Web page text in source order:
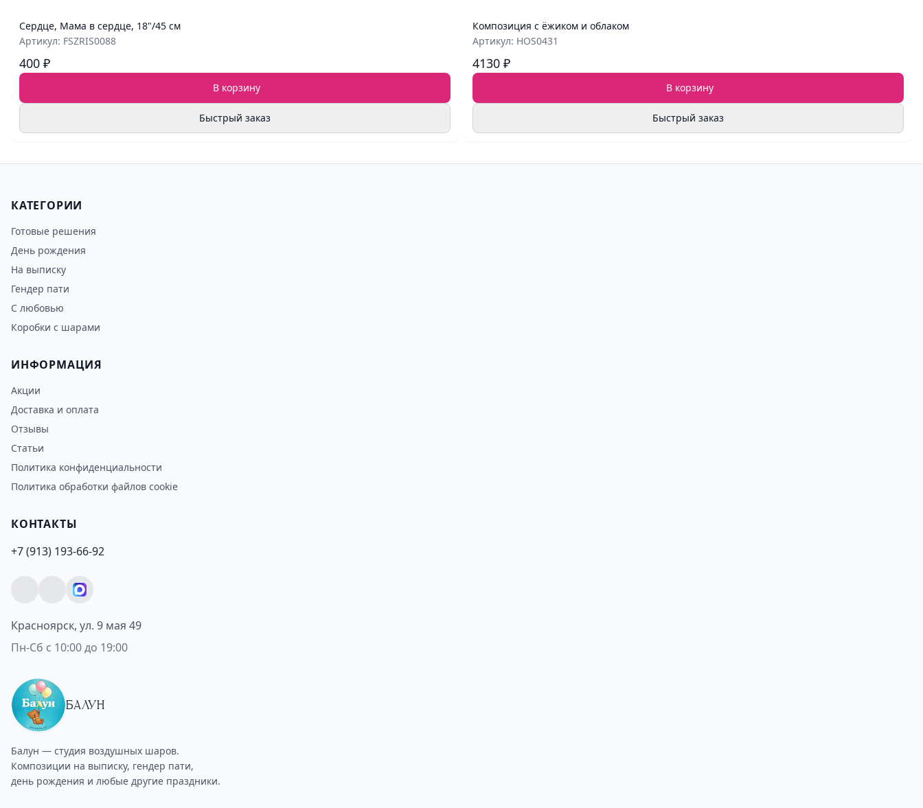
Сердце, Мама в сердце, 18"/45 см
Артикул: FSZRIS0088
400 ₽
В корзину
Быстрый заказ
Композиция с ёжиком и облаком
Артикул: HOS0431
4130 ₽
В корзину
Быстрый заказ
КАТЕГОРИИ
Готовые решения
День рождения
На выписку
Гендер пати
С любовью
Коробки с шарами
ИНФОРМАЦИЯ
Акции
Доставка и оплата
Отзывы
Статьи
Политика конфиденциальности
Политика обработки файлов cookie
КОНТАКТЫ
+7 (913) 193-66-92
Красноярск, ул. 9 мая 49
Пн-Сб с 10:00 до 19:00
БАЛУН
Балун — студия воздушных шаров.
Композиции на выписку, гендер пати,
день рождения и любые другие праздники.